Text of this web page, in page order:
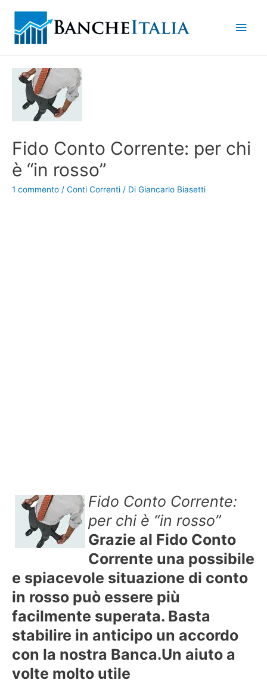
Fido Conto Corrente: per chi
è “in rosso”
1 commento / Conti Correnti / Di Giancarlo Biasetti
Fido Conto Corrente:
per chi è “in rosso”
Grazie al Fido Conto
Corrente una possibile
e spiacevole situazione di conto
in rosso può essere più
facilmente superata. Basta
stabilire in anticipo un accordo
con la nostra Banca.Un aiuto a
volte molto utile